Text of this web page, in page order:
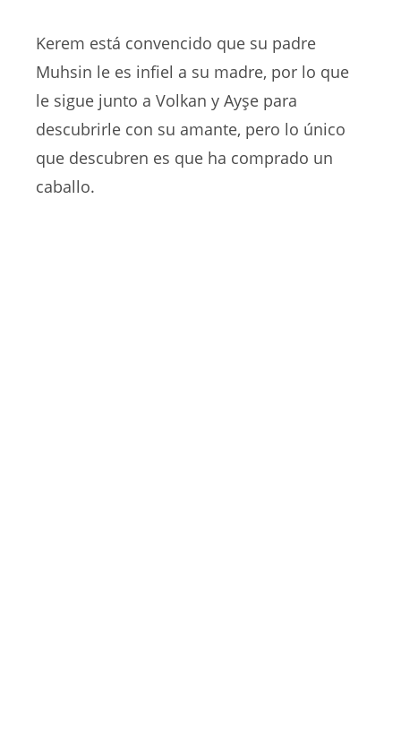
Kerem está convencido que su padre
Muhsin le es infiel a su madre, por lo que
le sigue junto a Volkan y Ayşe para
descubrirle con su amante, pero lo único
que descubren es que ha comprado un
caballo.